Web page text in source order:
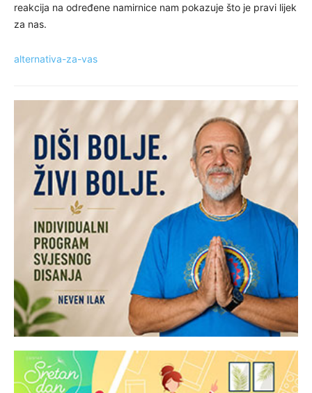
reakcija na određene namirnice nam pokazuje što je pravi lijek
za nas.
alternativa-za-vas